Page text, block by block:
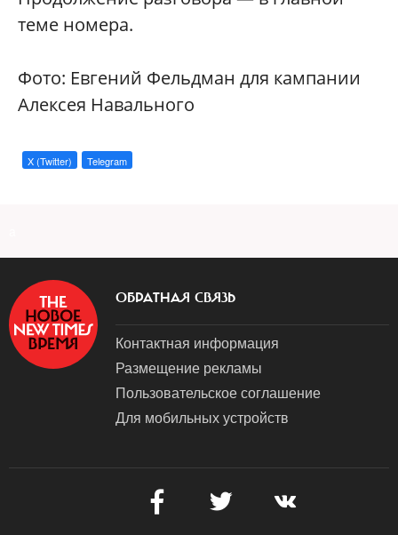
теме номера.
Фото: Евгений Фельдман для кампании
Алексея Навального
X (Twitter) Telegram
ОБРАТНАЯ СВЯЗЬ
Контактная информация
Размещение рекламы
Пользовательское соглашение
Для мобильных устройств